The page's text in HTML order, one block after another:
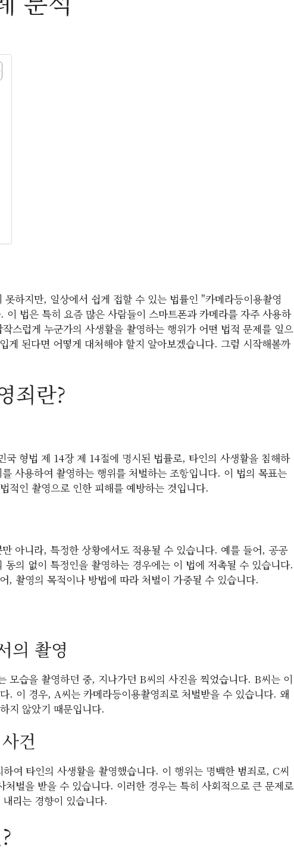
하지만, 일상에서 쉽게 접할 수 있는 법률인 "카메라등이용촬영
이 법은 특히 요즘 많은 사람들이 스마트폰과 카메라를 자주 사용하
스럽게 누군가의 사생활을 촬영하는 행위가 어떤 법적 문제를 일으
게 된다면 어떻게 대처해야 할지 알아보겠습니다. 그럼 시작해볼까
죄란?
국 형법 제 14장 제 14절에 명시된 법률로, 타인의 사생활을 침해하
사용하여 촬영하는 행위를 처벌하는 조항입니다. 이 법의 목표는
적인 촬영으로 인한 피해를 예방하는 것입니다.
아니라, 특정한 상황에서도 적용될 수 있습니다. 예를 들어, 공공
동의 없이 특정인을 촬영하는 경우에는 이 법에 저촉될 수 있습니다.
, 촬영의 목적이나 방법에 따라 처벌이 가중될 수 있습니다.
의 촬영
모습을 촬영하던 중, 지나가던 B씨의 사진을 찍었습니다. B씨는 이
. 이 경우, A씨는 카메라등이용촬영죄로 처벌받을 수 있습니다. 왜
지 않았기 때문입니다.
건
여 타인의 사생활을 촬영했습니다. 이 행위는 명백한 범죄로, C씨
처벌을 받을 수 있습니다. 이러한 경우는 특히 사회적으로 큰 문제로
리는 경향이 있습니다.